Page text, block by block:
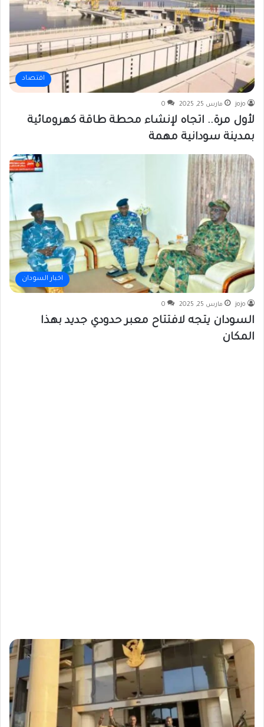
اقتصاد
jojo مارس 25, 2025 0
لأول مرة.. اتجاه لإنشاء محطة طاقة كهرومائية
بمدينة سودانية مهمة
اخبار السودان
jojo مارس 25, 2025 0
السودان يتجه لافتتاح معبر حدودي جديد بهذا
المكان